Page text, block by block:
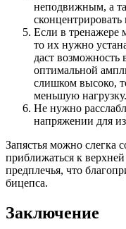
неподвижным, а
Если в тренажере
то их нужно
даст
оптимальной
слишком высоко,
меньшую нагрузку.
Не нужно
напряжении для
Запястья можно слегка
приближаться к
предплечья, что
бицепса.
Заключение